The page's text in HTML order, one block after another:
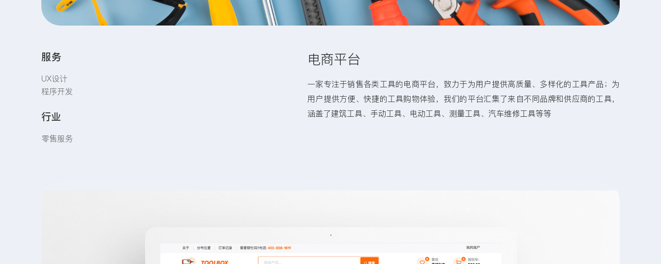
服务
UX设计
程序开发
行业
零售服务
电商平台
一家专注于销售各类工具的电商平台，致力于为用户提供高质量、多样化的工具产品；为
用户提供方便、快捷的工具购物体验，我们的平台汇集了来自不同品牌和供应商的工具，
涵盖了建筑工具、手动工具、电动工具、测量工具、汽车维修工具等等